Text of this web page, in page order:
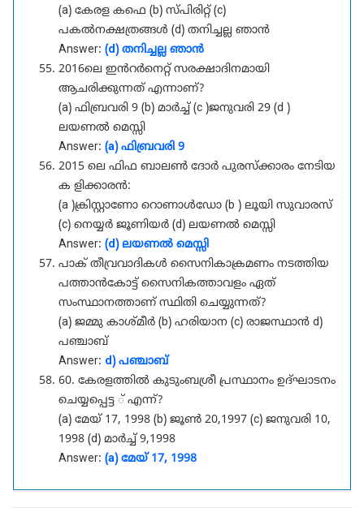
(a) കേരള കഫെ (b) സ്പിരിറ്റ് (c)
പകൽനക്ഷത്രങ്ങൾ (d) തനിച്ചല്ല ഞാൻ
Answer: (d) തനിച്ചല്ല ഞാൻ
2016ലെ ഇൻറർനെറ്റ് സരക്ഷാദിനമായി
ആചരിക്കുന്നത് എന്നാണ്?
(a) ഫിബ്രവരി 9 (b) മാർച്ച് (c )ജനുവരി 29 (d )
ലയണൽ മെസ്സി
Answer: (a) ഫിബ്രവരി 9
2015 ലെ ഫിഫ ബാലൺ ദോർ പുരസ്ക്കാരം നേടിയ
ക ളിക്കാരൻ:
(a )ക്രിസ്റ്റാണോ റൊണാൾഡോ (b ) ലൂയി സുവാരസ്
(c) നെയ്യർ ജൂണിയർ (d) ലയണൽ മെസ്സി
Answer: (d) ലയണൽ മെസ്സി
പാക് തീവ്രവാദികൾ സൈനികാക്രമണം നടത്തിയ
പത്താൻകോട്ട് സൈനികത്താവളം ഏത്
സംസ്ഥാനത്താണ് സ്ഥിതി ചെയ്യുന്നത്?
(a) ജമ്മു കാശ്മീർ (b) ഹരിയാന (c) രാജസ്ഥാൻ d)
പഞ്ചാബ്
Answer: d) പഞ്ചാബ്
60. കേരളത്തിൽ കുടുംബശ്രീ പ്രസ്ഥാനം ഉദ്ഘാടനം
ചെയ്യപ്പെട്ട ് എന്ന്?
(a) മേയ്‌ 17, 1998 (b) ജൂൺ 20,1997 (c) ജനുവരി 10,
1998 (d) മാർച്ച് 9,1998
Answer: (a) മേയ്‌ 17, 1998